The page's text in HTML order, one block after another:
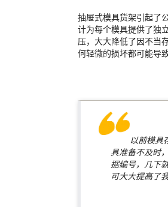
抽屉式模具货架引起了
计为每个模具提供了独
压，大大降低了因不当
何轻微的损坏都可能导
以前模具存
具准备不及时
据编号，几下
可大大提高